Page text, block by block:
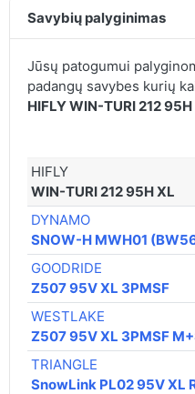
Savybių palyginimas
Jūsų patogumui
padangų savybes kurių
HIFLY WIN-TURI 212 95H
HIFLY
WIN-TURI 212 95H XL
DYNAMO
SNOW-H MWH01
GOODRIDE
Z507 95V XL 3PMSF
WESTLAKE
Z507 95V XL 3PMSF
TRIANGLE
SnowLink PL02 95V XL